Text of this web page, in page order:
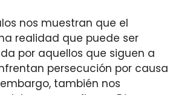
nos muestran que el
realidad que puede ser
por aquellos que siguen a
persecución por causa
también nos